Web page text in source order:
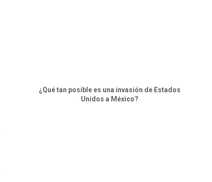
¿Qué tan posible es una invasión de Estados
Unidos a México?